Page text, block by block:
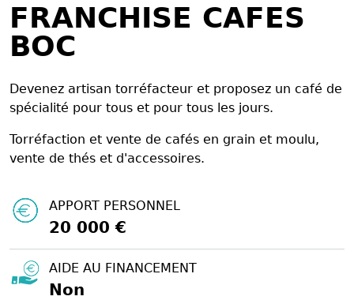
FRANCHISE CAFES
BOC
Devenez artisan torréfacteur et proposez un café de
spécialité pour tous et pour tous les jours.
Torréfaction et vente de cafés en grain et moulu,
vente de thés et d'accessoires.
APPORT PERSONNEL
20 000 €
AIDE AU FINANCEMENT
Non